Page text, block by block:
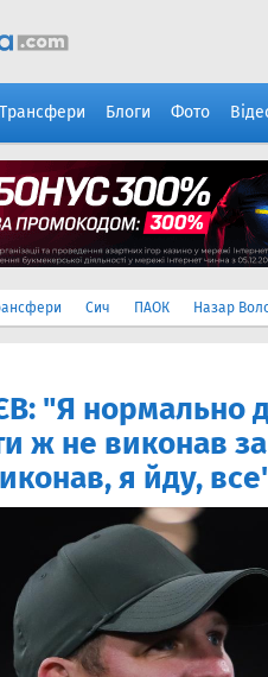
Трансфери Блоги Фото
Сич ПАОК Назар
"Я нормально
ж не виконав
я йду,